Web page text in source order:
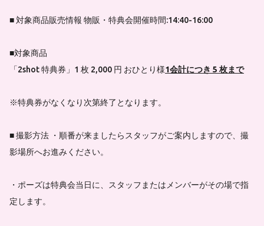
■ 対象商品販売情報 物販・特典会開催時間:14:40-16:00
■対象商品
「2shot 特典券」1 枚 2,000 円 おひとり様1会計につき 5 枚まで
※特典券がなくなり次第終了となります。
■ 撮影方法 ・順番が来ましたらスタッフがご案内しますので、撮
影場所へお進みください。
・ポーズは特典会当日に、スタッフまたはメンバーがその場で指
定します。